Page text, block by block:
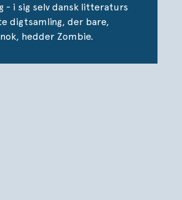
- i sig selv dansk litteraturs
digtsamling, der bare,
hedder Zombie.